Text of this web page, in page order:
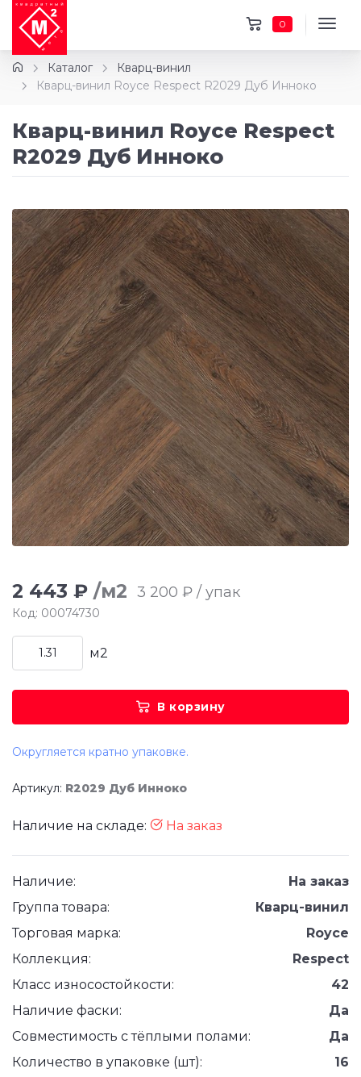
0
Каталог
Кварц-винил
Кварц-винил Royce Respect R2029 Дуб Инноко
Кварц-винил Royce Respect
R2029 Дуб Инноко
2 443 ₽ /м2 3 200 ₽ / упак
Код: 00074730
м2
В корзину
Округляется кратно упаковке.
Артикул: R2029 Дуб Инноко
Наличие на складе: На заказ
Наличие:
На заказ
Группа товара:
Кварц-винил
Торговая марка:
Royce
Коллекция:
Respect
Класс износостойкости:
42
Наличие фаски:
Да
Совместимость с тёплыми полами:
Да
Количество в упаковке (шт):
16